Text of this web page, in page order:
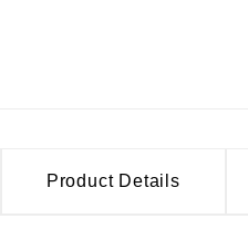
Product Details